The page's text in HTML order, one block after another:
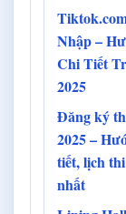
Nhập –
Chi Tiết
2025
Đăng ký
2025 –
tiết, lịch
nhất